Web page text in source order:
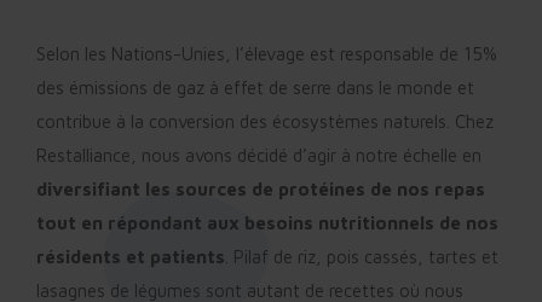
Selon les Nations-Unies, l’élevage est responsable de 15%
des émissions de gaz à effet de serre dans le monde et
contribue à la conversion des écosystèmes naturels. Chez
Restalliance, nous avons décidé d’agir à notre échelle en
diversifiant les sources de protéines de nos repas
tout en répondant aux besoins nutritionnels de nos
résidents et patients . Pilaf de riz, pois cassés, tartes et
lasagnes de légumes sont autant de recettes où nous